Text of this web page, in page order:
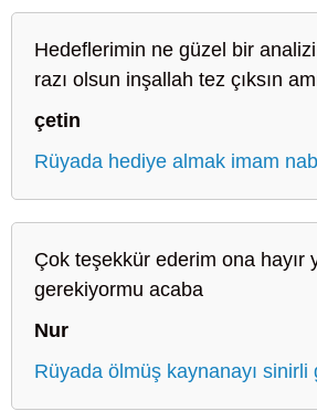
Hedeflerimin ne güzel bir
razı olsun inşallah tez çıksın
çetin
Rüyada hediye almak imam
Çok teşekkür ederim ona hayır
gerekiyormu acaba
Nur
Rüyada ölmüş kaynanayı sinirli